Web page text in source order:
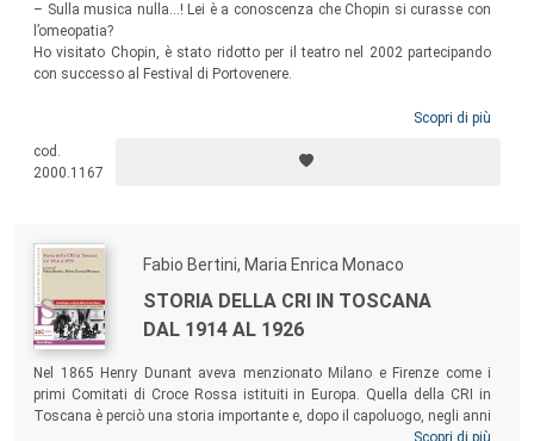
– Sulla musica nulla...! Lei è a conoscenza che Chopin si curasse con
l’omeopatia?
Ho visitato Chopin, è stato ridotto per il teatro nel 2002 partecipando
con successo al Festival di Portovenere.
Scopri di più
cod.
2000.1167
Fabio Bertini, Maria Enrica Monaco
STORIA DELLA CRI IN TOSCANA
DAL 1914 AL 1926
Nel 1865 Henry Dunant aveva menzionato Milano e Firenze come i
primi Comitati di Croce Rossa istituiti in Europa. Quella della CRI in
Toscana è perciò una storia importante e, dopo il capoluogo, negli anni
la regione ha visto il sorgere di diversi Comitati in molte altre località
Scopri di più